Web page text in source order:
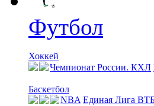
Футбол
Хоккей
Чемпионат России. КХЛ
Баскетбол
NBA Единая Лига